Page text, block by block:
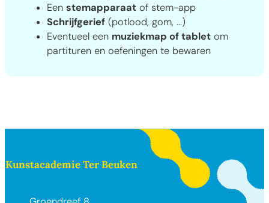
Een stemapparaat of stem-app
Schrijfgerief (potlood, gom, ...)
Eventueel een muziekmap of tablet om
partituren en oefeningen te bewaren
Contact & openingsuren
Kunstacademie Ter Beuken
Adres